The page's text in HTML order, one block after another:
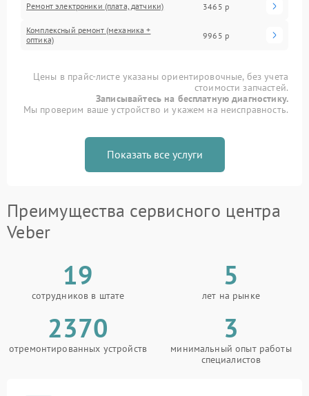
Ремонт электроники (плата, датчики) 3465 р
Комплексный ремонт (механика +
оптика)
9965 р
Цены в прайс-листе указаны ориентировочные, без учета
стоимости запчастей.
Записывайтесь на бесплатную диагностику.
Мы проверим ваше устройство и укажем на неисправность.
Показать все услуги
Преимущества сервисного центра
Veber
19
сотрудников в штате
5
лет на рынке
2370
отремонтированных устройств
3
минимальный опыт работы
специалистов